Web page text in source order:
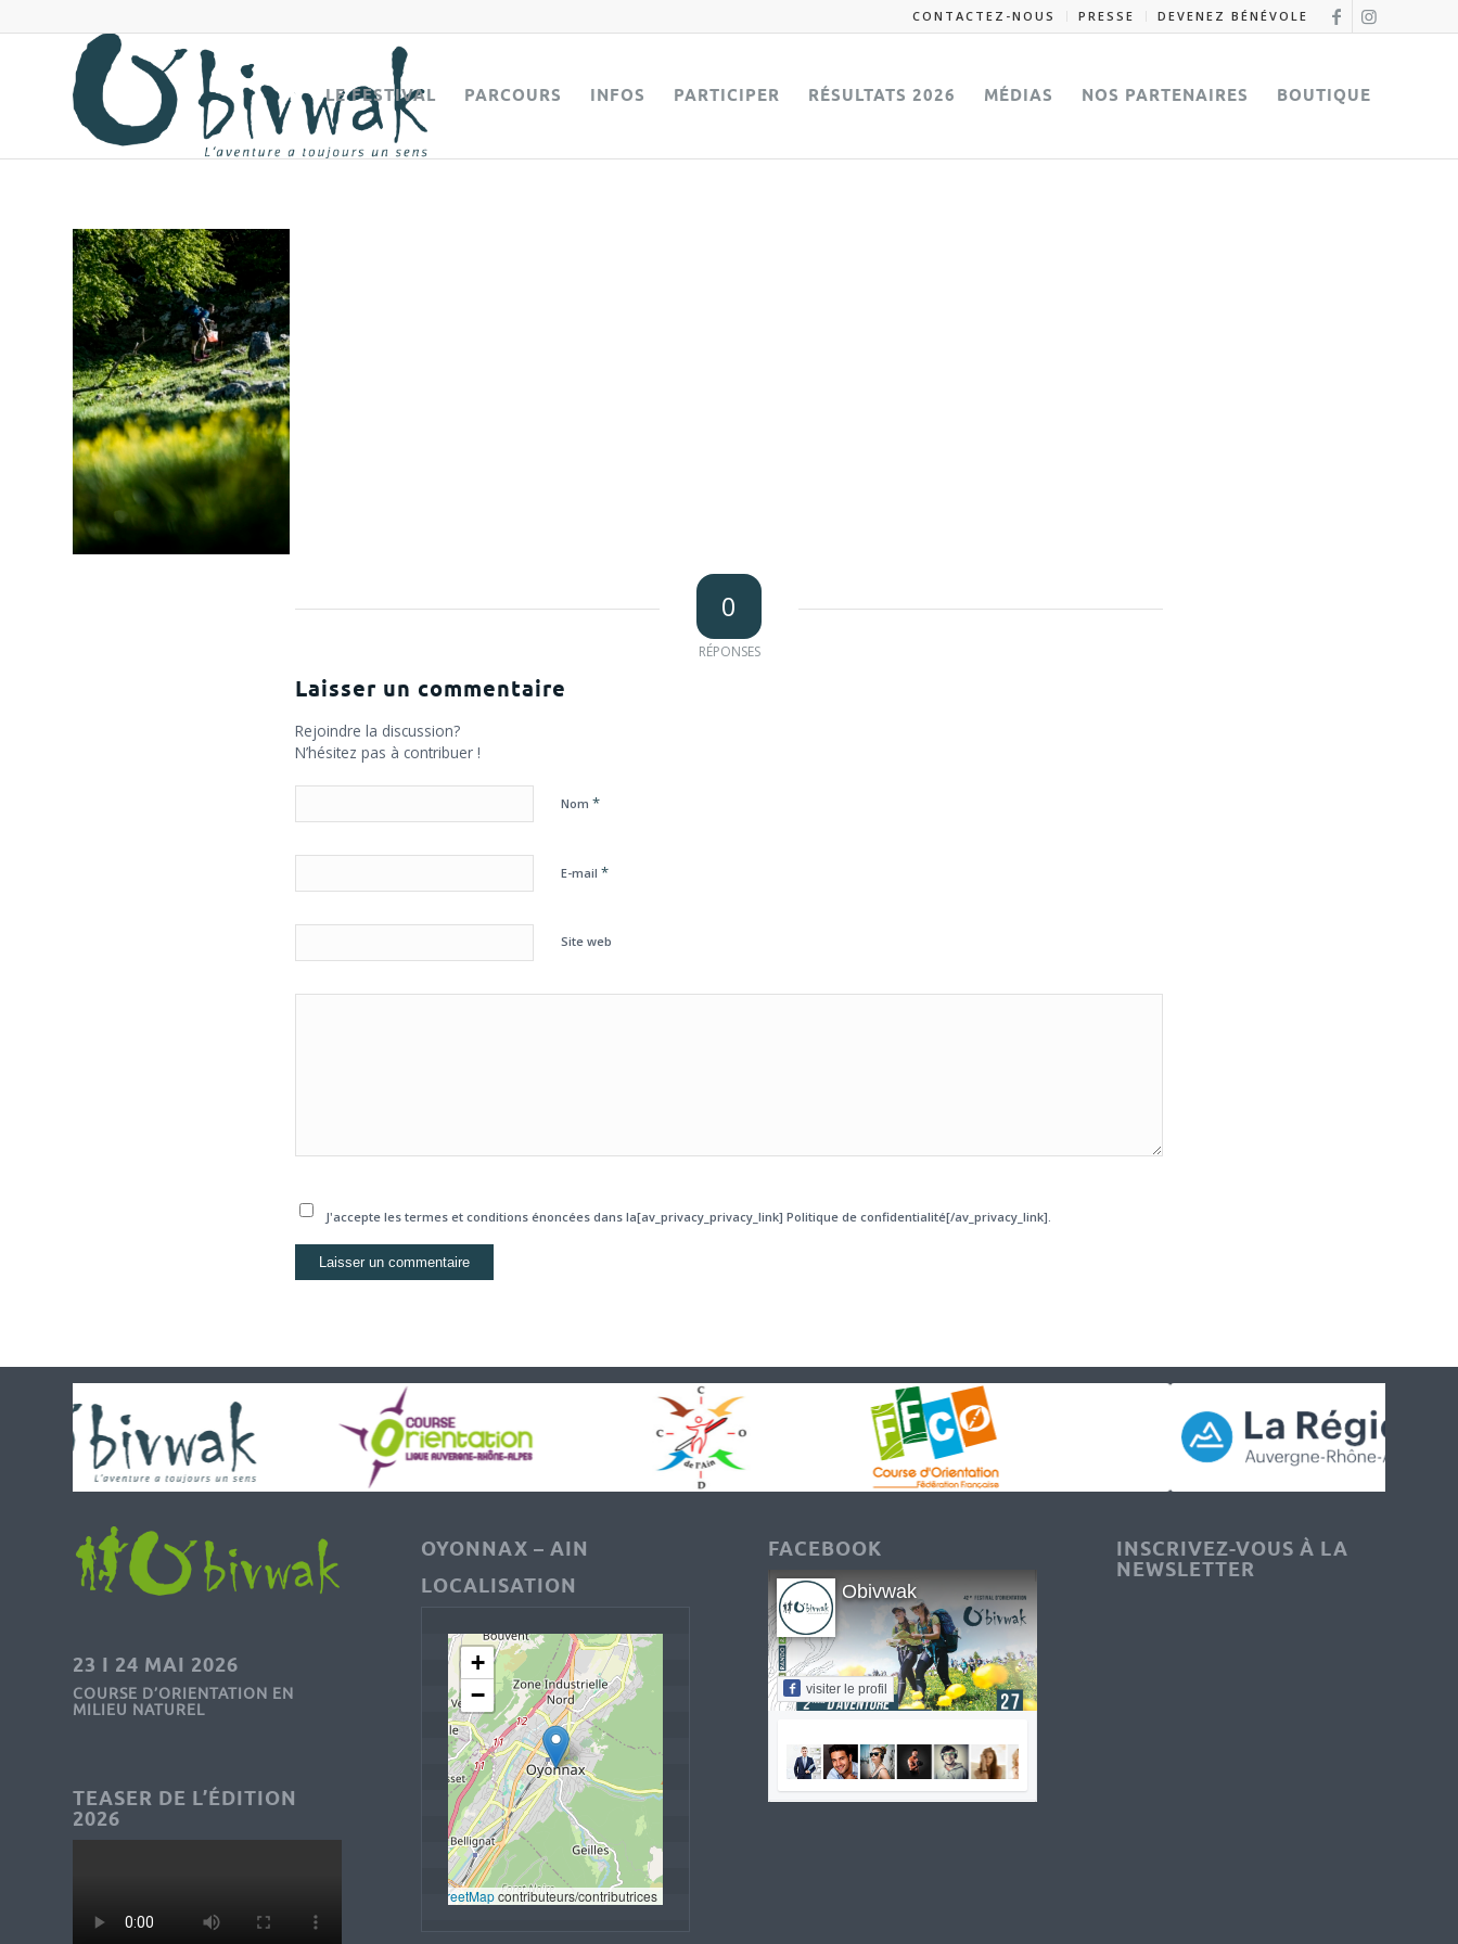
CONTACTEZ-NOUS PRESSE DEVENEZ BÉNÉVOLE
LE FESTIVAL PARCOURS INFOS PARTICIPER RÉSULTATS 2026 MÉDIAS NOS PARTENAIRES BOUTIQUE
0
RÉPONSES
Laisser un commentaire
Rejoindre la discussion?
N’hésitez pas à contribuer !
Nom *
E-mail *
Site web
J'accepte les termes et conditions énoncées dans la[av_privacy_privacy_link] Politique de confidentialité[/av_privacy_link].
23 I 24 MAI 2026
COURSE D’ORIENTATION EN
MILIEU NATUREL
TEASER DE L’ÉDITION
2026
OYONNAX – AIN
LOCALISATION
+
−
OpenStreetMap contributeurs/contributrices
FACEBOOK
Obivwak
visiter le profil
INSCRIVEZ-VOUS À LA
NEWSLETTER